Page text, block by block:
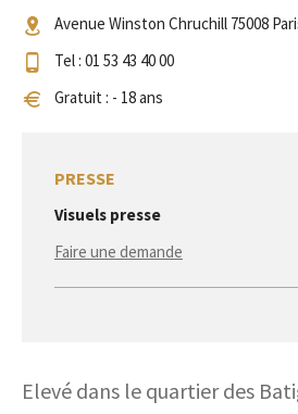
Avenue Winston Chruchill 75008
Tel : 01 53 43 40 00
Gratuit : - 18 ans
PRESSE
Visuels presse
Faire une demande
Elevé dans le quartier des